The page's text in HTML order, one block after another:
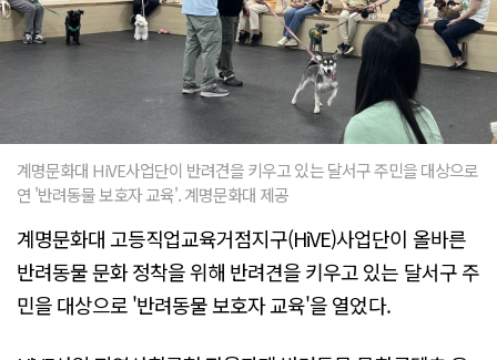
계명문화대 HiVE사업단이 반려견을 키우고 있는 달서구 주민을 대상으로
연 '반려동물 보호자 교육'. 계명문화대 제공
계명문화대 고등직업교육거점지구(HiVE)사업단이 올바른
반려동물 문화 정착을 위해 반려견을 키우고 있는 달서구 주
민을 대상으로 '반려동물 보호자 교육'을 열었다.